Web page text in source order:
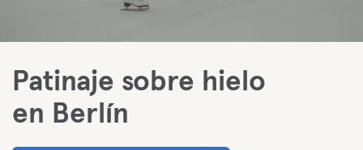
Patinaje sobre hielo
en Berlín